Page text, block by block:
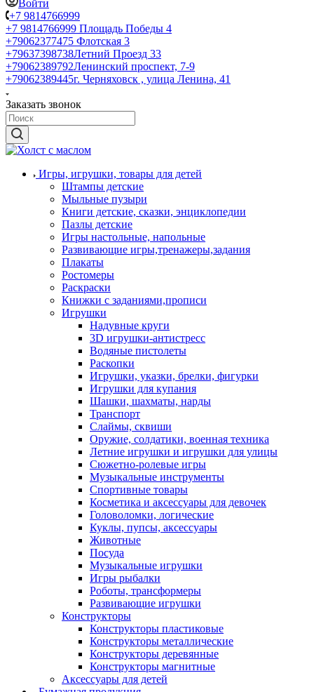
Войти
+7 9814766999
+7 9814766999 Площадь Победы 4
+79062377475 Флотская 3
+79637398738Летний Проезд 33
+79062389792Ленинский проспект, 7-9
+79062389445г. Черняховск , улица Ленина, 41
Заказать звонок
Игры, игрушки, товары для детей
Штампы детские
Мыльные пузыри
Книги детские, сказки, энциклопедии
Пазлы детские
Игры настольные, напольные
Развивающие игры,тренажеры,задания
Плакаты
Ростомеры
Раскраски
Книжки с заданиями,прописи
Игрушки
Надувные круги
3D игрушки-антистресс
Водяные пистолеты
Раскопки
Игрушки, указки, брелки, фигурки
Игрушки для купания
Шашки, шахматы, нарды
Транспорт
Слаймы, сквиши
Оружие, солдатики, военная техника
Летние игрушки и игрушки для улицы
Сюжетно-ролевые игры
Музыкальные инструменты
Спортивные товары
Косметика и аксессуары для девочек
Головоломки, логические
Куклы, пупсы, аксессуары
Животные
Посуда
Музыкальные игрушки
Игры рыбалки
Роботы, трансформеры
Развивающие игрушки
Конструкторы
Конструкторы пластиковые
Конструкторы металлические
Конструкторы деревянные
Конструкторы магнитные
Аксессуары для детей